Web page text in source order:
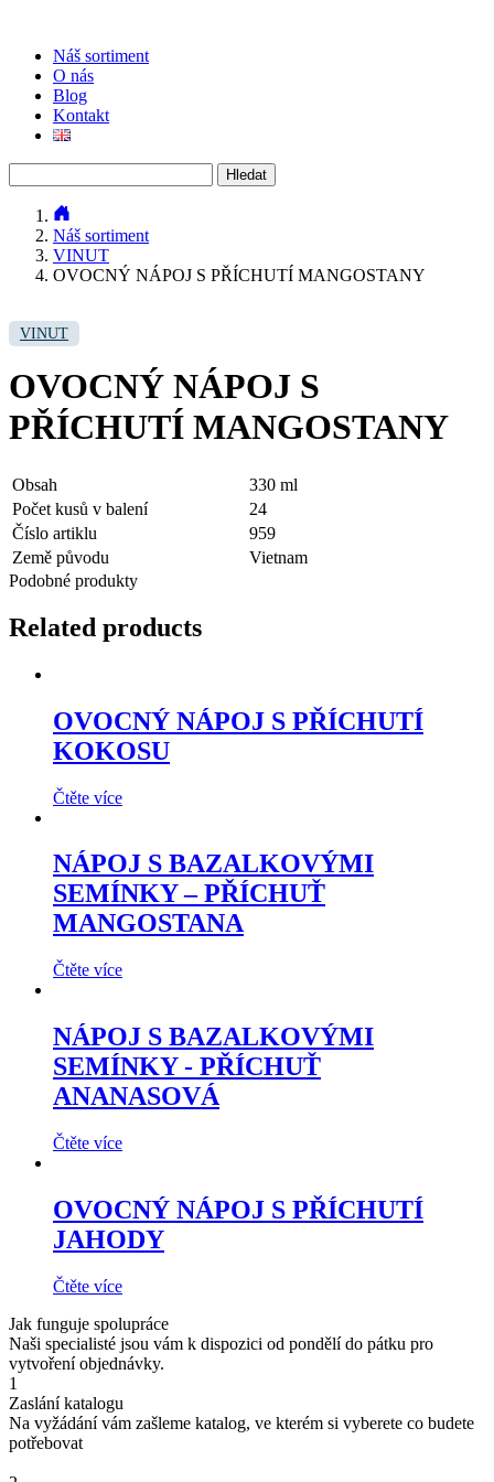
Náš sortiment
O nás
Blog
Kontakt
Náš sortiment
VINUT
OVOCNÝ NÁPOJ S PŘÍCHUTÍ MANGOSTANY
VINUT
OVOCNÝ NÁPOJ S
PŘÍCHUTÍ MANGOSTANY
Obsah
330 ml
Počet kusů v balení
24
Číslo artiklu
959
Země původu
Vietnam
Podobné produkty
Related products
OVOCNÝ NÁPOJ S PŘÍCHUTÍ
KOKOSU
Čtěte více
NÁPOJ S BAZALKOVÝMI
SEMÍNKY – PŘÍCHUŤ
MANGOSTANA
Čtěte více
NÁPOJ S BAZALKOVÝMI
SEMÍNKY - PŘÍCHUŤ
ANANASOVÁ
Čtěte více
OVOCNÝ NÁPOJ S PŘÍCHUTÍ
JAHODY
Čtěte více
Jak funguje spolupráce
Naši specialisté jsou vám k dispozici od pondělí do pátku pro
vytvoření objednávky.
1
Zaslání katalogu
Na vyžádání vám zašleme katalog, ve kterém si vyberete co budete
potřebovat